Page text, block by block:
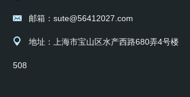
邮箱：sute@56412027.com
地址：上海市宝山区水产西路680弄4号楼
508